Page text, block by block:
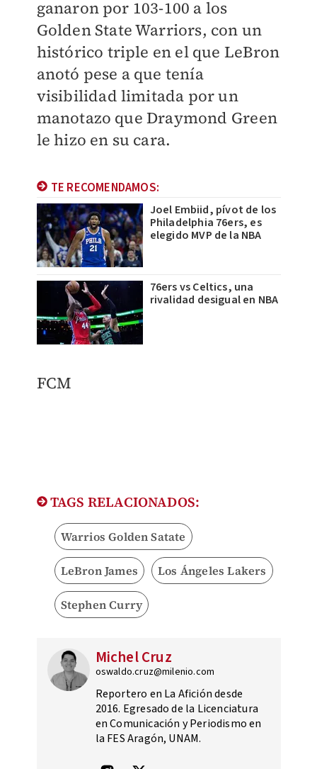
ganaron por 103-100 a los
Golden State Warriors, con un
histórico triple en el que LeBron
anotó pese a que tenía
visibilidad limitada por un
manotazo que Draymond Green
le hizo en su cara.
TE RECOMENDAMOS:
Joel Embiid, pívot de los
Philadelphia 76ers, es
elegido MVP de la NBA
76ers vs Celtics, una
rivalidad desigual en NBA
​FCM
TAGS RELACIONADOS:
Warrios Golden Satate
LeBron James Los Ángeles Lakers
Stephen Curry
Michel Cruz
oswaldo.cruz@milenio.com
Reportero en La Afición desde
2016. Egresado de la Licenciatura
en Comunicación y Periodismo en
la FES Aragón, UNAM.